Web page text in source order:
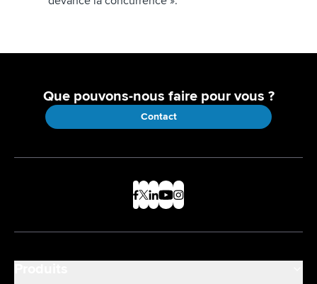
Que pouvons-nous faire pour vous ?
Contact